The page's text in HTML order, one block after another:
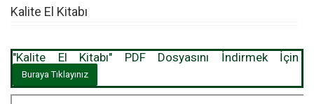
Kalite El Kitabı
"Kalite El Kitabı" PDF Dosyasını İndirmek İçin
Buraya Tıklayınız